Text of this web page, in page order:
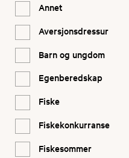
Annet
Aversjonsdressur
Barn og ungdom
Egenberedskap
Fiske
Fiskekonkurranse
Fiskesommer